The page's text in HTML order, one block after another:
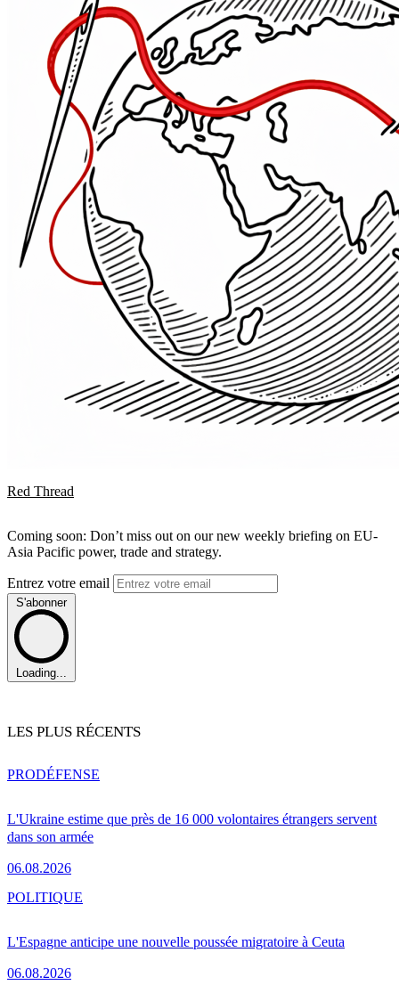
Red Thread
Coming soon: Don’t miss out on our new weekly briefing on EU-
Asia Pacific power, trade and strategy.
Entrez votre email
S'abonner
Loading...
LES PLUS RÉCENTS
L'Ukraine estime que près de 16 000 volontaires étrangers servent
dans son armée
06.08.2026
PRODÉFENSE
L'Espagne anticipe une nouvelle poussée migratoire à Ceuta
06.08.2026
POLITIQUE